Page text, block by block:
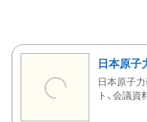
日本原子
日本原子
ト、会議資